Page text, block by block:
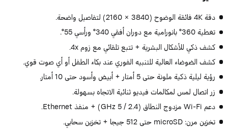
دقة 4K فائقة الوضوح (3840 × 2160) لتفاصيل واضحة.
تغطية 360° بانورامية مع دوران أفقي 340° ورأسي 55°.
كشف ذكي للأشكال البشرية + تتبع تلقائي مع زوم 4x.
كشف الضوضاء العالية للتنبيه الفوري عند بكاء الطفل أو أي صوت قوي.
رؤية ليلية ذكية ملونة حتى 5 أمتار + أبيض وأسود حتى 10 أمتار.
زر اتصال لمس لمكالمات فيديو ثنائية الاتجاه بسهولة.
دعم Wi-Fi مزدوج النطاق (2.4 / 5 GHz) + منفذ Ethernet.
تخزين مرن: microSD حتى 512 جيجا + تخزين سحابي.